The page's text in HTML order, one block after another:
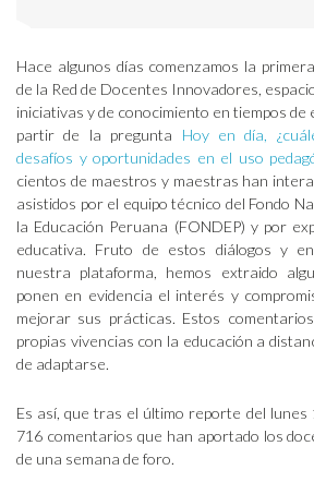
Hace algunos días comenzamos la
de la Red de Docentes Innovadores,
iniciativas y de conocimiento en tiempos de
partir de la pregunta Hoy en día,
desafíos y oportunidades en el uso
cientos de maestros y maestras han
asistidos por el equipo técnico del Fondo
la Educación Peruana (FONDEP) y por
educativa. Fruto de estos diálogos y
nuestra plataforma, hemos extraido
ponen en evidencia el interés y
mejorar sus prácticas. Estos
propias vivencias con la educación a
de adaptarse.
Es así, que tras el último reporte del lunes
716 comentarios que han aportado los
de una semana de foro.